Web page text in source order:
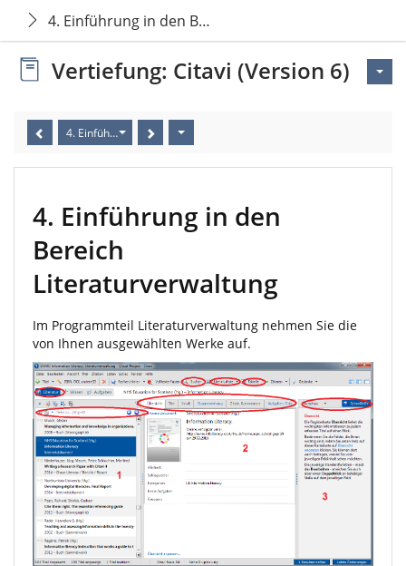
4. Einführung in den Bereich Literaturverwaltung
Vertiefung: Citavi (Version 6)
4. Einführung in den Bereich Literaturverwaltung
4. Einführung in den
Bereich
Literaturverwaltung
Im Programmteil Literaturverwaltung nehmen Sie die
von Ihnen ausgewählten Werke auf.